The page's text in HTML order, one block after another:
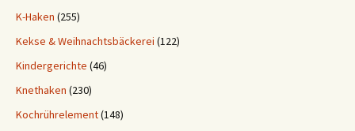
K-Haken (255)
Kekse & Weihnachtsbäckerei (122)
Kindergerichte (46)
Knethaken (230)
Kochrührelement(148)